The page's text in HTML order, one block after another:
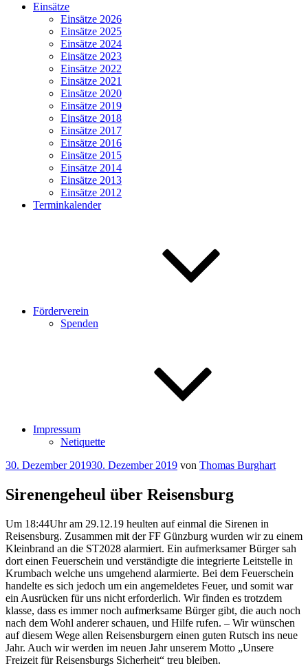
Einsätze
Einsätze 2026
Einsätze 2025
Einsätze 2024
Einsätze 2023
Einsätze 2022
Einsätze 2021
Einsätze 2020
Einsätze 2019
Einsätze 2018
Einsätze 2017
Einsätze 2016
Einsätze 2015
Einsätze 2014
Einsätze 2013
Einsätze 2012
Terminkalender
Förderverein
Spenden
Impressum
Netiquette
Veröffentlicht
30. Dezember 201930. Dezember 2019 von Thomas Burghart
Sirenengeheul über Reisensburg
Um 18:44Uhr am 29.12.19 heulten auf einmal die Sirenen in
Reisensburg. Zusammen mit der FF Günzburg wurden wir zu einem
Kleinbrand an die ST2028 alarmiert. Ein aufmerksamer Bürger sah
dort einen Feuerschein und verständigte die integrierte Leitstelle in
Krumbach welche uns umgehend alarmierte. Bei dem Feuerschein
handelte es sich jedoch um ein angemeldetes Feuer, und somit war
ein Ausrücken für uns nicht erforderlich. Wir finden es trotzdem
klasse, dass es immer noch aufmerksame Bürger gibt, die auch noch
nach dem Wohl anderer schauen, und Hilfe rufen. – Wir wünschen
auf diesem Wege allen Reisensburgern einen guten Rutsch ins neue
Jahr. Auch wir werden im neuen Jahr unserem Motto „Unsere
Freizeit für Reisensburgs Sicherheit“ treu bleiben.